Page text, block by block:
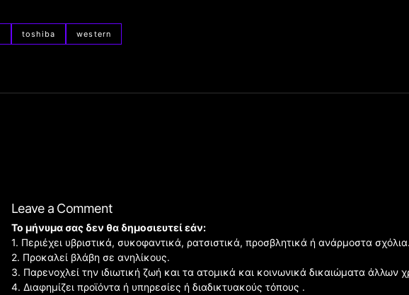
toshiba western
Leave a Comment
Το μήνυμα σας δεν θα δημοσιευτεί εάν:
1. Περιέχει υβριστικά, συκοφαντικά, ρατσιστικά, προσβλητικά ή ανάρμοστα
2. Προκαλεί βλάβη σε ανηλίκους.
3. Παρενοχλεί την ιδιωτική ζωή και τα ατομικά και κοινωνικά δικαιώματα άλλων
4. Διαφημίζει προϊόντα ή υπηρεσίες ή διαδικτυακούς τόπους .